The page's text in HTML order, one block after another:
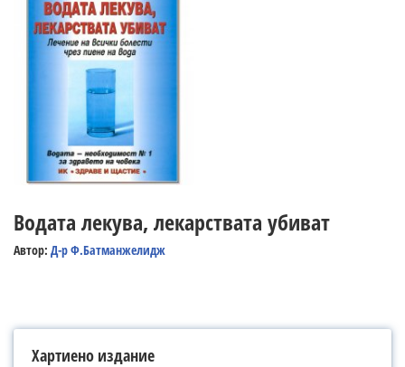
Водата лекува, лекарствата убиват
Автор: Д-р Ф.Батманжелидж
Хартиено издание